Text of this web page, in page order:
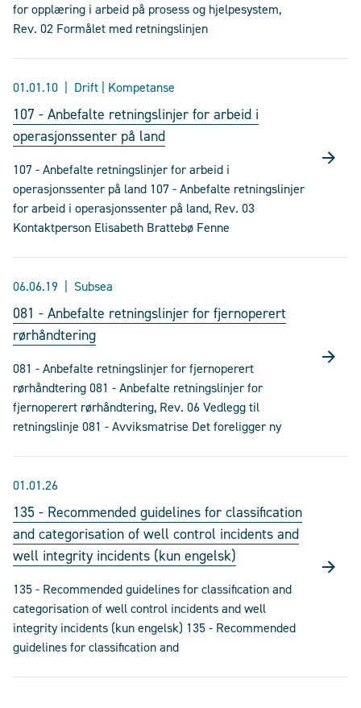
for opplæring i arbeid på prosess og hjelpesystem,
Rev. 02 Formålet med retningslinjen
01.01.10 Drift | Kompetanse
107 - Anbefalte retningslinjer for arbeid i
operasjonssenter på land
107 - Anbefalte retningslinjer for arbeid i
operasjonssenter på land 107 - Anbefalte retningslinjer
for arbeid i operasjonssenter på land, Rev. 03
Kontaktperson Elisabeth Brattebø Fenne
06.06.19 Subsea
081 - Anbefalte retningslinjer for fjernoperert
rørhåndtering
081 - Anbefalte retningslinjer for fjernoperert
rørhåndtering 081 - Anbefalte retningslinjer for
fjernoperert rørhåndtering, Rev. 06 Vedlegg til
retningslinje 081 - Avviksmatrise Det foreligger ny
01.01.26
135 - Recommended guidelines for classification
and categorisation of well control incidents and
well integrity incidents (kun engelsk)
135 - Recommended guidelines for classification and
categorisation of well control incidents and well
integrity incidents (kun engelsk) 135 - Recommended
guidelines for classification and